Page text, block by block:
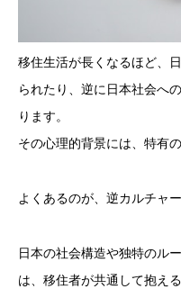
移住生活が長くなるほど、
られたり、逆に日本社会へ
ります。
その心理的背景には、特有
よくあるのが、逆カルチャ
日本の社会構造や独特のル
は、移住者が共通して抱える